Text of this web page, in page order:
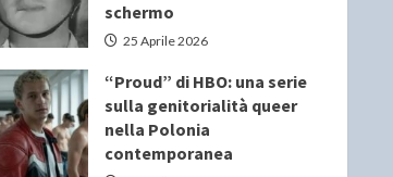
schermo
25 Aprile 2026
“Proud” di HBO: una serie
sulla genitorialità queer
nella Polonia
contemporanea